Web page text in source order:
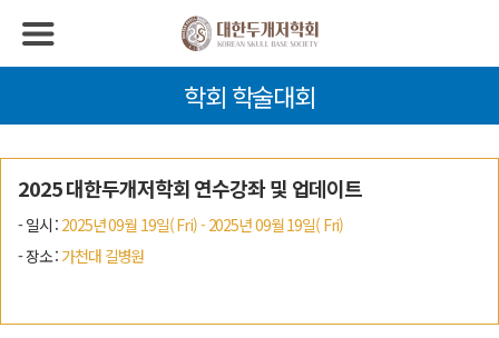
학회 학술대회
2025 대한두개저학회 연수강좌 및 업데이트
- 일시 : 2025년 09월 19일( Fri) - 2025년 09월 19일( Fri)
- 장소 : 가천대 길병원